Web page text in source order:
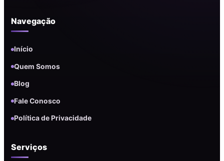
Navegação
Início
Quem Somos
Blog
Fale Conosco
Política de Privacidade
Serviços